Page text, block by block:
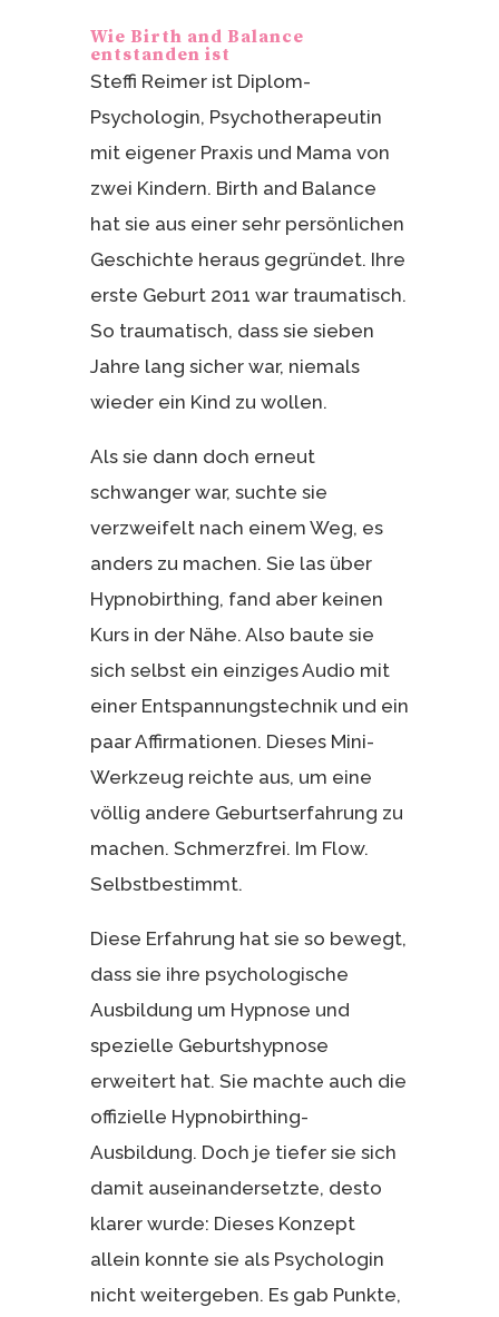
Wie Birth and Balance
entstanden ist
Steffi Reimer ist Diplom-
Psychologin, Psychotherapeutin
mit eigener Praxis und Mama von
zwei Kindern. Birth and Balance
hat sie aus einer sehr persönlichen
Geschichte heraus gegründet. Ihre
erste Geburt 2011 war traumatisch.
So traumatisch, dass sie sieben
Jahre lang sicher war, niemals
wieder ein Kind zu wollen.
Als sie dann doch erneut
schwanger war, suchte sie
verzweifelt nach einem Weg, es
anders zu machen. Sie las über
Hypnobirthing, fand aber keinen
Kurs in der Nähe. Also baute sie
sich selbst ein einziges Audio mit
einer Entspannungstechnik und ein
paar Affirmationen. Dieses Mini-
Werkzeug reichte aus, um eine
völlig andere Geburtserfahrung zu
machen. Schmerzfrei. Im Flow.
Selbstbestimmt.
Diese Erfahrung hat sie so bewegt,
dass sie ihre psychologische
Ausbildung um Hypnose und
spezielle Geburtshypnose
erweitert hat. Sie machte auch die
offizielle Hypnobirthing-
Ausbildung. Doch je tiefer sie sich
damit auseinandersetzte, desto
klarer wurde: Dieses Konzept
allein konnte sie als Psychologin
nicht weitergeben. Es gab Punkte,